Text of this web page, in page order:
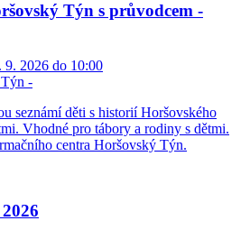
Týn s průvodcem -
9. 2026 do 10:00
-
seznámí děti s historií Horšovského
Vhodné pro tábory a rodiny s dětmi.
centra Horšovský Týn.